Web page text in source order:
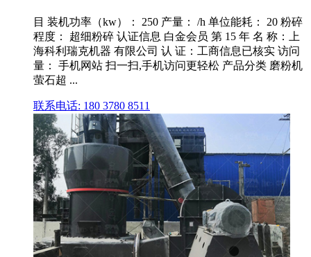
目 装机功率（kw）： 250 产量： /h 单位能耗： 20 粉碎
程度： 超细粉碎 认证信息 白金会员 第 15 年 名 称：上
海科利瑞克机器 有限公司 认 证：工商信息已核实 访问
量： 手机网站 扫一扫,手机访问更轻松 产品分类 磨粉机
萤石超 ...
联系电话: 180 3780 8511